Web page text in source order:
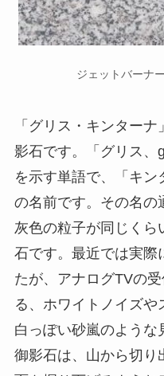
ジェットバーナ
「グリス・キンター
影石です。「グリス、
を示す単語で、「キン
の名前です。その名の
灰色の粒子が同じくら
石です。最近では実際
たが、アナログTVの
る、ホワイトノイズや
白っぽい砂嵐のような
御影石は、山から切り